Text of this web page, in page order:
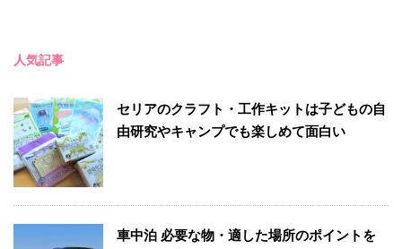
人気記事
セリアのクラフト・工作キットは子どもの自
由研究やキャンプでも楽しめて面白い
車中泊 必要な物・適した場所のポイントを